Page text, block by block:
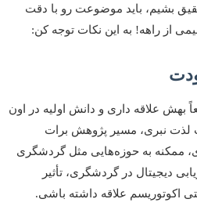
بشیم، باید موضوعت رو با دقت
از راهه! به این نکات توجه کن:
بهش علاقه داری و دانش اولیه در اون
لذت نبری، مسیر پژوهش برات
ممکنه به حوزه‌هایی مثل گردشگری
دیجیتال در گردشگری، تأثیر
اکوتوریسم علاقه داشته باشی.